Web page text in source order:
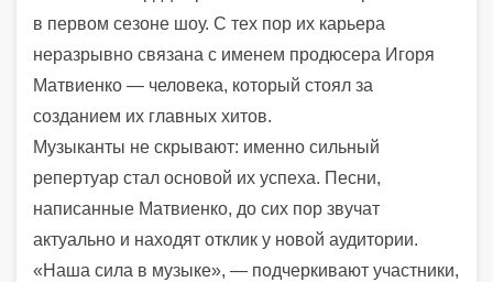
в первом сезоне шоу. С тех пор их карьера
неразрывно связана с именем продюсера Игоря
Матвиенко — человека, который стоял за
созданием их главных хитов.
Музыканты не скрывают: именно сильный
репертуар стал основой их успеха. Песни,
написанные Матвиенко, до сих пор звучат
актуально и находят отклик у новой аудитории.
«Наша сила в музыке», — подчеркивают участники,